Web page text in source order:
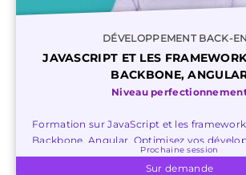
DÉVELOPPEMENT BACK-
JAVASCRIPT ET LES
BACKBONE,
Niveau
Formation sur JavaScript et les
Backbone, Angular. Optimisez vos
les dernières librairies et frameworks.
Prochaine session
Sur demande